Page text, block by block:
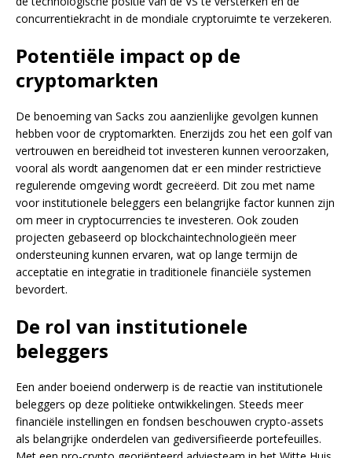
concurrentiekracht in de mondiale cryptoruimte te verzekeren.
Potentiële impact op de
cryptomarkten
De benoeming van Sacks zou aanzienlijke gevolgen kunnen
hebben voor de cryptomarkten. Enerzijds zou het een golf van
vertrouwen en bereidheid tot investeren kunnen veroorzaken,
vooral als wordt aangenomen dat er een minder restrictieve
regulerende omgeving wordt gecreëerd. Dit zou met name
voor institutionele beleggers een belangrijke factor kunnen zijn
om meer in cryptocurrencies te investeren. Ook zouden
projecten gebaseerd op blockchaintechnologieën meer
ondersteuning kunnen ervaren, wat op lange termijn de
acceptatie en integratie in traditionele financiële systemen
bevordert.
De rol van institutionele
beleggers
Een ander boeiend onderwerp is de reactie van institutionele
beleggers op deze politieke ontwikkelingen. Steeds meer
financiële instellingen en fondsen beschouwen crypto-assets
als belangrijke onderdelen van gediversifieerde portefeuilles.